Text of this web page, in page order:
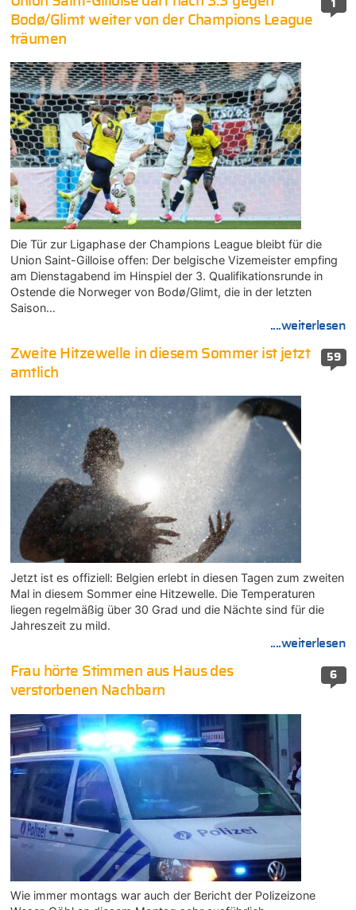
1
Bodø/Glimt weiter von der Champions League
träumen
Die Tür zur Ligaphase der Champions League bleibt für die
Union Saint-Gilloise offen: Der belgische Vizemeister empfing
am Dienstagabend im Hinspiel der 3. Qualifikationsrunde in
Ostende die Norweger von Bodø/Glimt, die in der letzten
Saison…
....weiterlesen
59
Zweite Hitzewelle in diesem Sommer ist jetzt
amtlich
Jetzt ist es offiziell: Belgien erlebt in diesen Tagen zum zweiten
Mal in diesem Sommer eine Hitzewelle. Die Temperaturen
liegen regelmäßig über 30 Grad und die Nächte sind für die
Jahreszeit zu mild.
....weiterlesen
6
Frau hörte Stimmen aus Haus des
verstorbenen Nachbarn
Wie immer montags war auch der Bericht der Polizeizone